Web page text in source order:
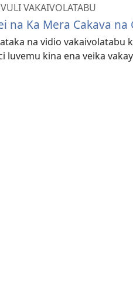
VAKAIVOLATABU
na Ka Mera Cakava na
na vidio vakaivolatabu
luvemu kina ena veika